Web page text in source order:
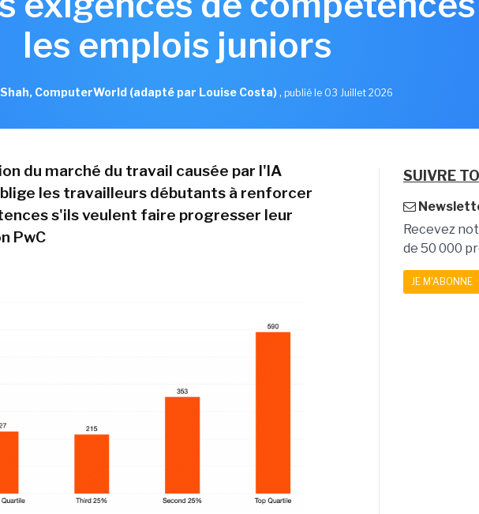
les emplois juniors
ComputerWorld (adapté par Louise Costa), publié le 03 Juillet 2026
du marché du travail causée par l'IA
les travailleurs débutants à renforcer
s'ils veulent faire progresser leur
PwC
SUIVRE
Recevez
de 50 000
JE M'ABONNE